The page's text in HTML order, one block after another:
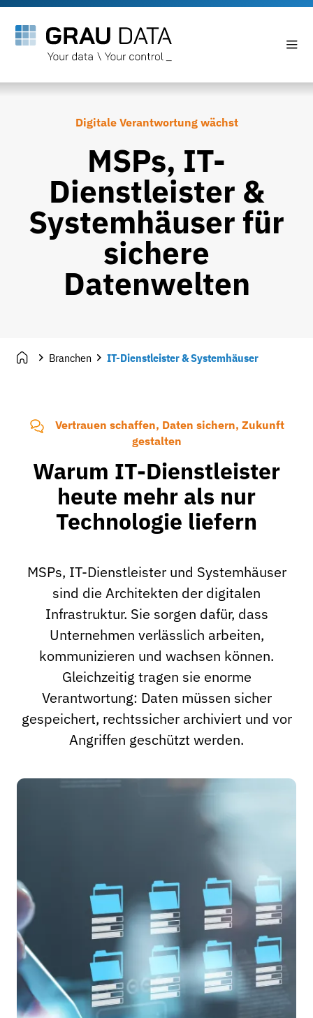
Digitale Verantwortung wächst
MSPs, IT-
Dienstleister &
Systemhäuser für
sichere
Datenwelten
Branchen IT-Dienstleister & Systemhäuser
Vertrauen schaffen, Daten sichern, Zukunft
gestalten
Warum IT-Dienstleister
heute mehr als nur
Technologie liefern
MSPs, IT-Dienstleister und Systemhäuser
sind die Architekten der digitalen
Infrastruktur. Sie sorgen dafür, dass
Unternehmen verlässlich arbeiten,
kommunizieren und wachsen können.
Gleichzeitig tragen sie enorme
Verantwortung: Daten müssen sicher
gespeichert, rechtssicher archiviert und vor
Angriffen geschützt werden.